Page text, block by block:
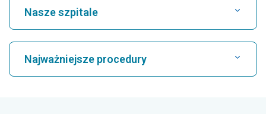
Znajdź szpital
Znajdź kardiologa
Nasze szpitale
Najważniejsze procedury